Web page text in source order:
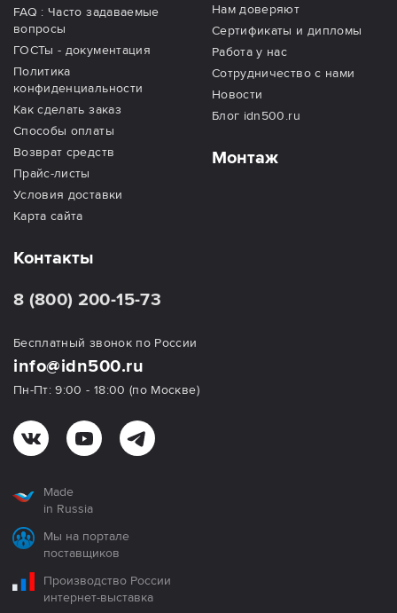
FAQ : Часто задаваемые
вопросы
ГОСТы - документация
Политика
конфиденциальности
Как сделать заказ
Способы оплаты
Возврат средств
Прайс-листы
Условия доставки
Карта сайта
Нам доверяют
Сертификаты и дипломы
Работа у нас
Сотрудничество с нами
Новости
Блог idn500.ru
Монтаж
Контакты
8 (800) 200-15-73
Бесплатный звонок по России
info@idn500.ru
Пн-Пт: 9:00 - 18:00 (по Москве)
Made
in Russia
Мы на портале
поставщиков
Производство России
интернет-выставка